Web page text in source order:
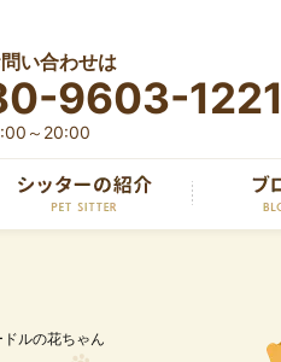
い合わせは
9603-1221
～20:00
ドルの花ちゃん